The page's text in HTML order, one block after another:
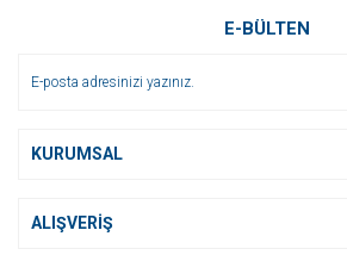
E-BÜLTEN
KURUMSAL
ALIŞVERİŞ